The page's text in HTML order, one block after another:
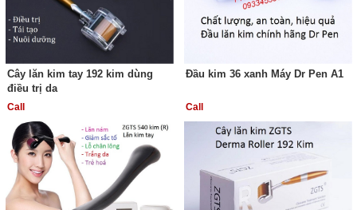
Cây lăn kim tay 192 kim dùng
điều trị da
Call
Đầu kim 36 xanh Máy Dr Pen A1
Call